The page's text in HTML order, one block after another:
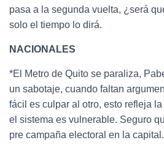
pasa a la segunda vuelta, ¿será
solo el tiempo lo dirá.
NACIONALES
*El Metro de Quito se paraliza,
un sabotaje, cuando faltan
fácil es culpar al otro, esto refleja
el sistema es vulnerable. Seguro
pre campaña electoral en la capital.